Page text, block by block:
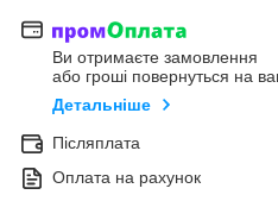
Ви отримаєте замовлення
або гроші повернуться на
Детальніше
Післяплата
Оплата на рахунок